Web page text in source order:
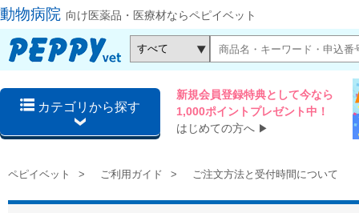
動物病院 向け医薬品・医療材ならペピイベット
カテゴリから探す
新規会員登録特典として今なら
1,000ポイントプレゼント中！
はじめての方へ ▶
ペピイベット ご利用ガイド ご注文方法と受付時間について